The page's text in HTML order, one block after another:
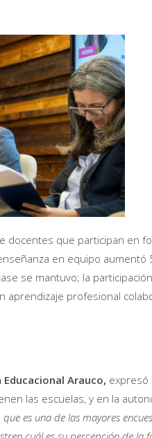
docentes que participan en
en equipo aumentó
se mantuvo; la
aprendizaje profesional
Arauco, expresó
las escuelas, y en la
es una de las mayores